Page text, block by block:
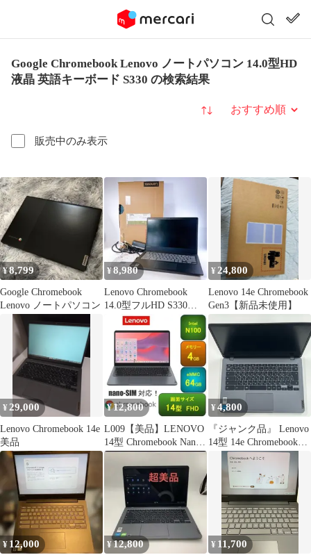
Google Chromebook Lenovo ノートパソコン 14.0型HD
液晶 英語キーボード S330 の検索結果
販売中のみ表示
並び替え
¥8,799
Google Chromebook
Lenovo ノートパソコン
¥ 8,980
Lenovo Chromebook
14.0型フルHD S330
|6040|
¥ 24,800
Lenovo 14e Chromebook
Gen3【新品未使用】
¥ 29,000
Lenovo Chromebook 14e
美品
¥12,800
L009【美品】LENOVO
14型 Chromebook Nano-
SIM対応
¥4,800
『ジャンク品』 Lenovo
14型 14e Chromebook
Gen 3
¥ 12,000 ¥12,800 ¥ 11,700